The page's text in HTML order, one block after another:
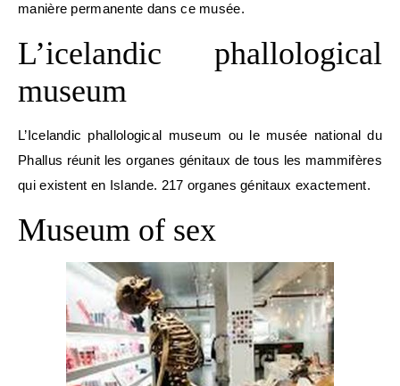
manière permanente dans ce musée.
L’icelandic phallological
museum
L’Icelandic phallological museum ou le musée national du
Phallus réunit les organes génitaux de tous les mammifères
qui existent en Islande. 217 organes génitaux exactement.
Museum of sex